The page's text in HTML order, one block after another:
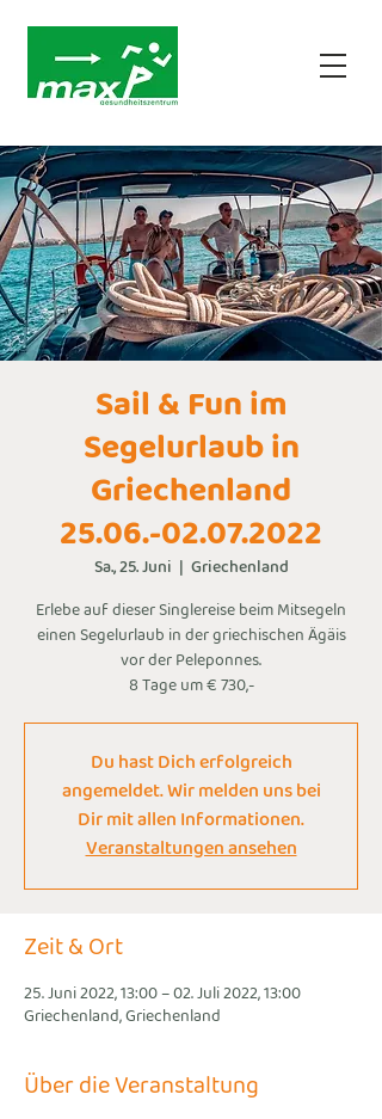
Sail & Fun im
Segelurlaub in
Griechenland
25.06.-02.07.2022
Sa., 25. Juni
  |
Griechenland
Erlebe auf dieser Singlereise beim Mitsegeln
einen Segelurlaub in der griechischen Ägäis
vor der Peleponnes.
8 Tage um € 730,-
Du hast Dich erfolgreich
angemeldet. Wir melden uns bei
Dir mit allen Informationen.
Veranstaltungen ansehen
Zeit & Ort
25. Juni 2022, 13:00 – 02. Juli 2022, 13:00
Griechenland, Griechenland
Über die Veranstaltung